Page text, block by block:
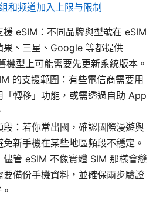
和频道加入上限与限制
eSIM：不同品牌與型號在 eSIM
果、三星、Google 等都提供
機型上可能需要先更新系統版本。
的支援範圍：有些電信商需要用
「轉移」功能，或需透過自助 App
段：若你常出國，確認國際漫遊與
新手機在某些地區頻段不穩定。
儘管 eSIM 不像實體 SIM 那樣會縫
要備份手機資料，並確保兩步驗證